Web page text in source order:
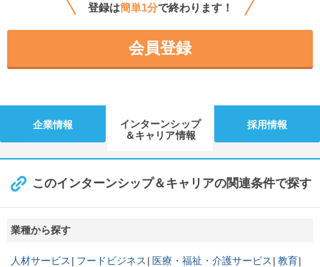
登録は簡単1分で終わります！
会員登録
企業情報
インターンシップ
＆キャリア情報
採用情報
このインターンシップ＆キャリアの関連条件で探す
業種から探す
人材サービス フードビジネス 医療・福祉・介護サービス
教育